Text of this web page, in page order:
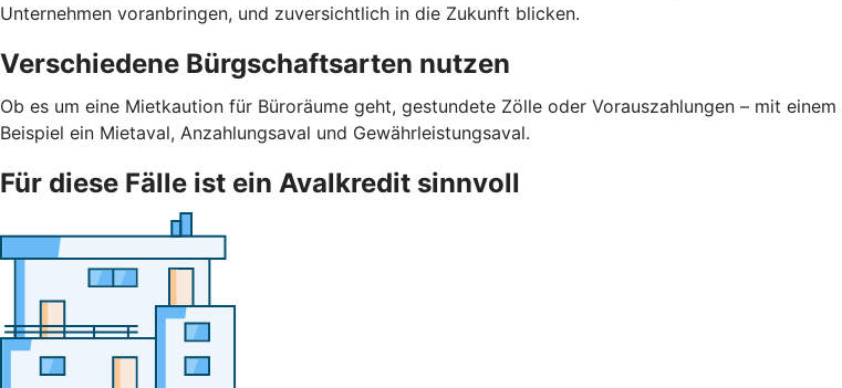
Unternehmen voranbringen, und zuversichtlich in die Zukunft blicken.
Verschiedene Bürgschaftsarten nutzen
Ob es um eine Mietkaution für Büroräume geht, gestundete Zölle oder Vorauszahlungen – mit
Beispiel ein Mietaval, Anzahlungsaval und Gewährleistungsaval.
Für diese Fälle ist ein Avalkredit sinnvoll